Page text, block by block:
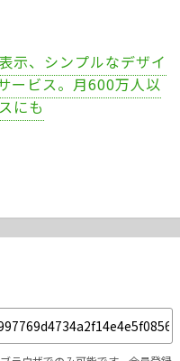
示、シンプルなデザイ
ービス。月600万人以
にも